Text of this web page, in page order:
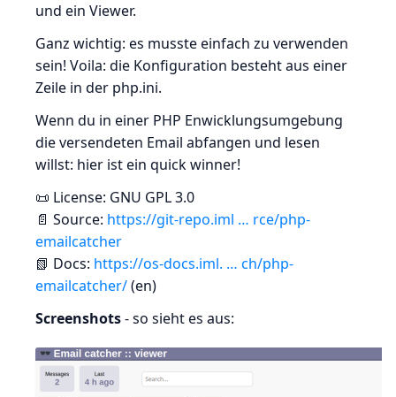
und ein Viewer.
Ganz wichtig: es musste einfach zu verwenden
sein! Voila: die Konfiguration besteht aus einer
Zeile in der php.ini.
Wenn du in einer PHP Enwicklungsumgebung
die versendeten Email abfangen und lesen
willst: hier ist ein quick winner!
📜 License: GNU GPL 3.0
📄 Source: https://git-repo.iml … rce/php-
emailcatcher
📗 Docs: https://os-docs.iml. … ch/php-
emailcatcher/(en)
Screenshots- so sieht es aus: